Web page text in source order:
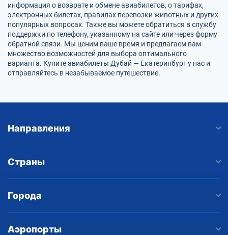
информация о возврате и обмене авиабилетов, о тарифах,
электронных билетах, правилах перевозки животных и других
популярных вопросах. Также вы можете обратиться в службу
поддержки по телефону, указанному на сайте или через форму
обратной связи. Мы ценим ваше время и предлагаем вам
множество возможностей для выбора оптимального
варианта. Купите авиабилеты Дубай — Екатеринбург у нас и
отправляйтесь в незабываемое путешествие.
Направления
Страны
Города
Аэропорты